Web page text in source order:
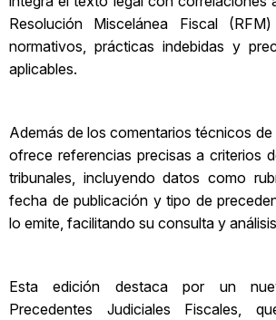
Resolución Miscelánea Fiscal
normativos, prácticas indebidas y
aplicables.
Además de los comentarios técnicos de
ofrece referencias precisas a criterios
tribunales, incluyendo datos como
fecha de publicación y tipo de
lo emite, facilitando su consulta y
Esta edición destaca por un
Precedentes Judiciales Fiscales,